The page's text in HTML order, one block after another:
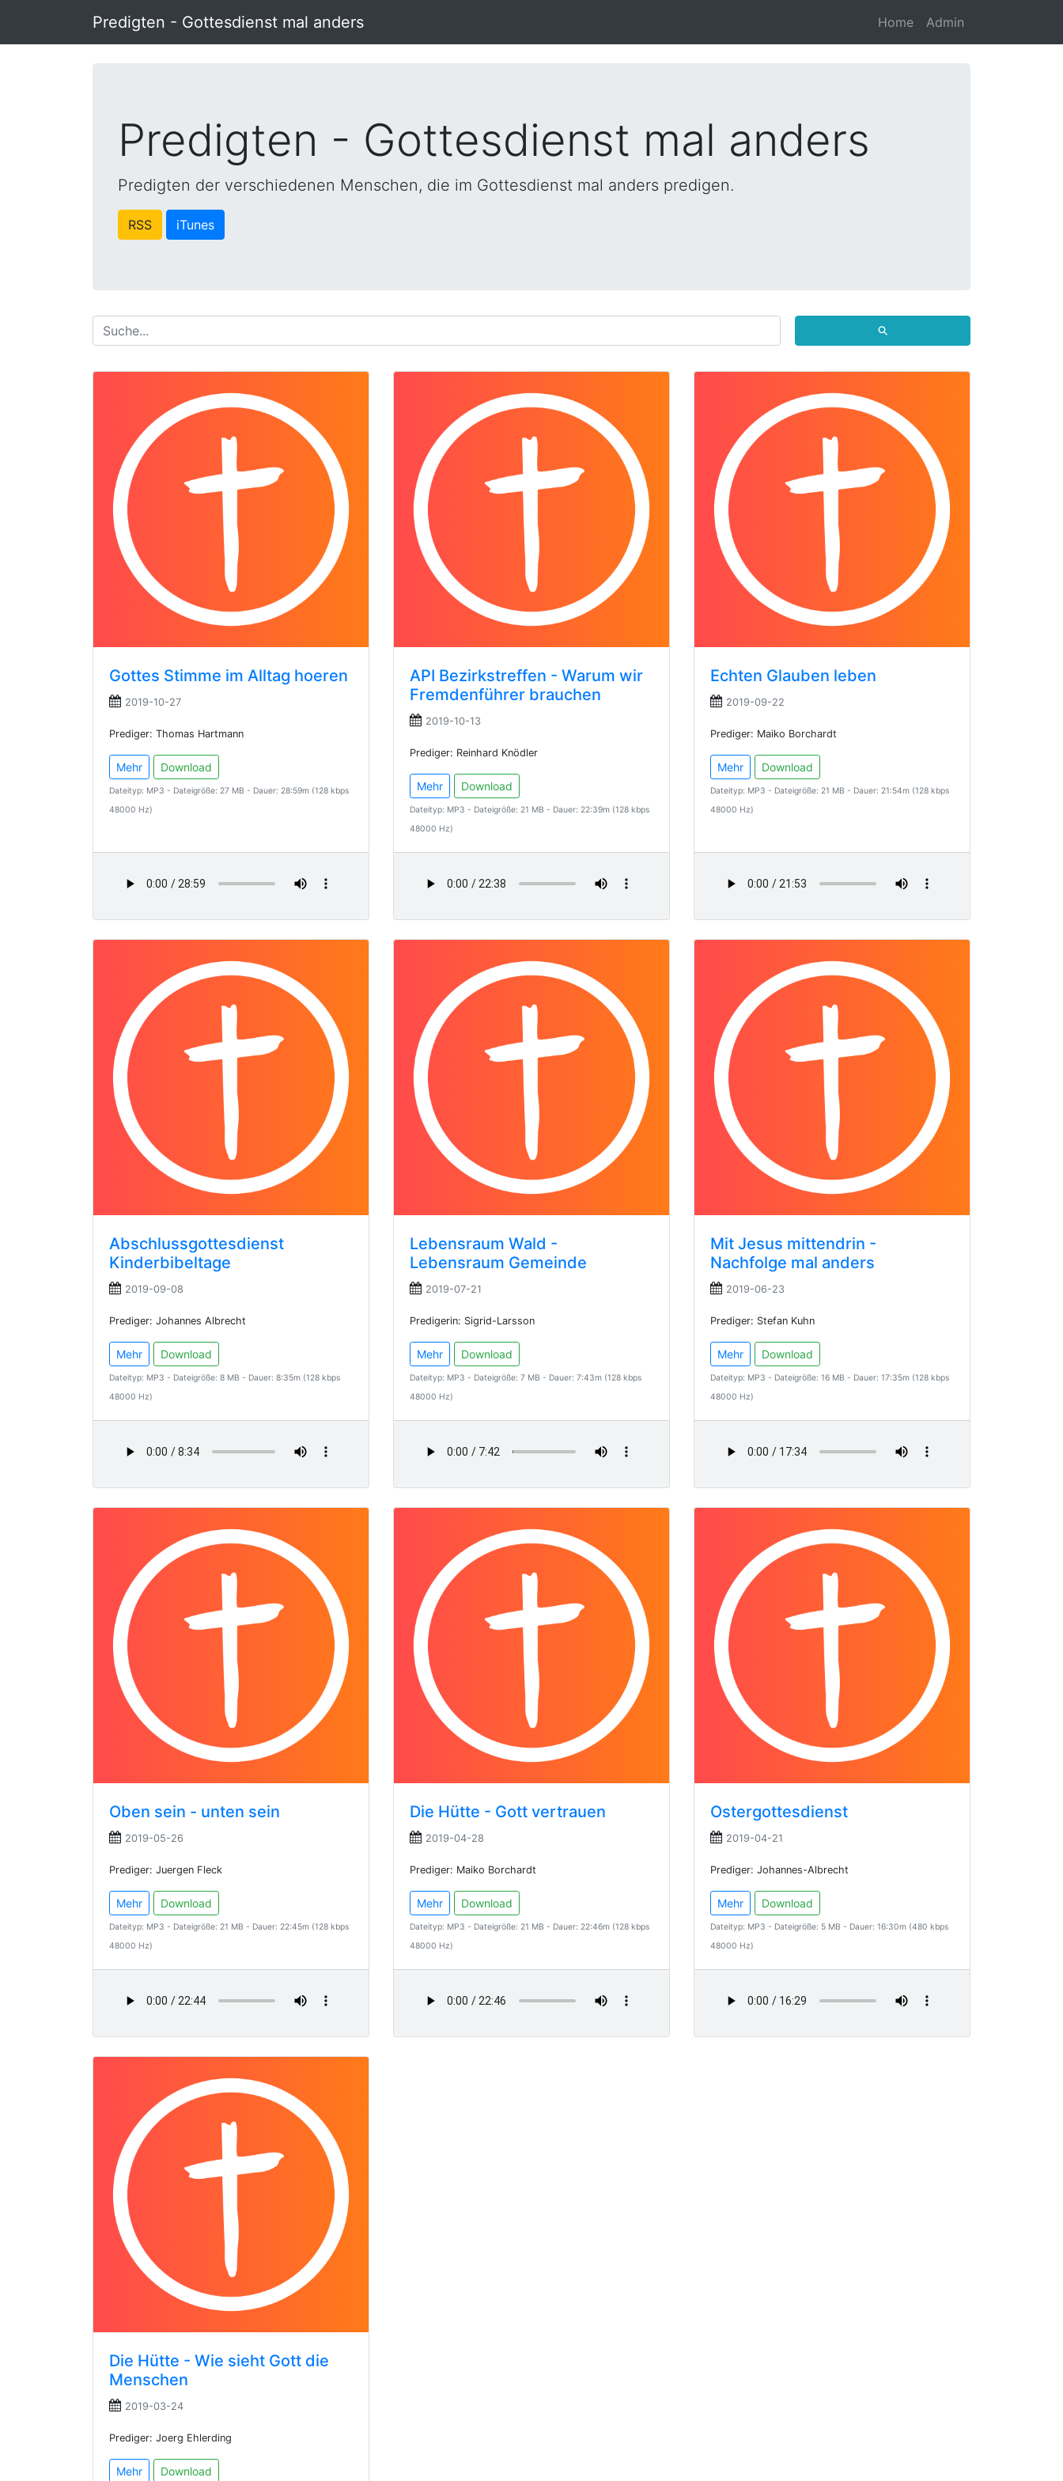
Predigten - Gottesdienst mal anders Home Admin
Predigten - Gottesdienst mal anders
Predigten der verschiedenen Menschen, die im Gottesdienst mal anders predigen.
RSS iTunes
⚲
Gottes Stimme im Alltag hoeren
2019-10-27
Prediger: Thomas Hartmann
Mehr Download
Dateityp: MP3 - Dateigröße: 27 MB - Dauer: 28:59m (128 kbps
48000 Hz)
API Bezirkstreffen - Warum wir
Fremdenführer brauchen
2019-10-13
Prediger: Reinhard Knödler
Mehr Download
Dateityp: MP3 - Dateigröße: 21 MB - Dauer: 22:39m (128 kbps
48000 Hz)
Echten Glauben leben
2019-09-22
Prediger: Maiko Borchardt
Mehr Download
Dateityp: MP3 - Dateigröße: 21 MB - Dauer: 21:54m (128 kbps
48000 Hz)
Abschlussgottesdienst
Kinderbibeltage
2019-09-08
Prediger: Johannes Albrecht
Mehr Download
Dateityp: MP3 - Dateigröße: 8 MB - Dauer: 8:35m (128 kbps
48000 Hz)
Lebensraum Wald -
Lebensraum Gemeinde
2019-07-21
Predigerin: Sigrid-Larsson
Mehr Download
Dateityp: MP3 - Dateigröße: 7 MB - Dauer: 7:43m (128 kbps
48000 Hz)
Mit Jesus mittendrin -
Nachfolge mal anders
2019-06-23
Prediger: Stefan Kuhn
Mehr Download
Dateityp: MP3 - Dateigröße: 16 MB - Dauer: 17:35m (128 kbps
48000 Hz)
Oben sein - unten sein
2019-05-26
Prediger: Juergen Fleck
Mehr Download
Dateityp: MP3 - Dateigröße: 21 MB - Dauer: 22:45m (128 kbps
48000 Hz)
Die Hütte - Gott vertrauen
2019-04-28
Prediger: Maiko Borchardt
Mehr Download
Dateityp: MP3 - Dateigröße: 21 MB - Dauer: 22:46m (128 kbps
48000 Hz)
Ostergottesdienst
2019-04-21
Prediger: Johannes-Albrecht
Mehr Download
Dateityp: MP3 - Dateigröße: 5 MB - Dauer: 16:30m (480 kbps
48000 Hz)
Die Hütte - Wie sieht Gott die
Menschen
2019-03-24
Prediger: Joerg Ehlerding
Mehr Download